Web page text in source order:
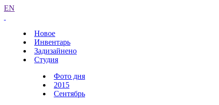
EN
Новое
Инвентарь
Задизайнено
Студия
Фото дня
2015
Сентябрь